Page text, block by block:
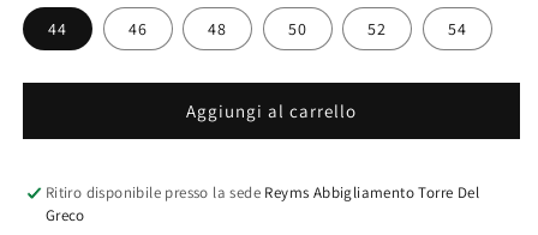
44 46 48 50 52 54
Aggiungi al carrello
Ritiro disponibile presso la sede Reyms Abbigliamento Torre Del
Greco